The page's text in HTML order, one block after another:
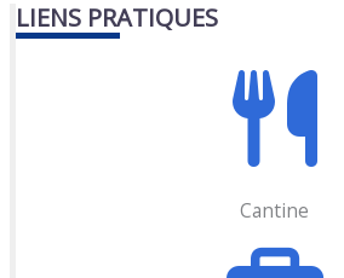
LIENS PRATIQUES
Cantine